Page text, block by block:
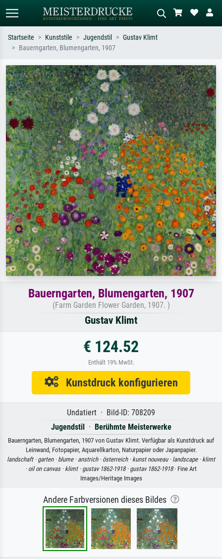
Suchen Sie nach Künstlern, Werktiteln
oder Stilen – z.B. Monet,
Sternennacht, Impressionismus, Welle
Hokusai, Akt.
Beschreiben Sie die Szene – z.B. Grüne
Wiese, Abstrakt mit viel Rot, Dunkles
Ölgemälde, Stehender Akt neben einem
Baum.
Startseite Kunststile Jugendstil
Gustav Klimt
Bauerngarten, Blumengarten, 1907
Bauerngarten, Blumengarten, 1907
(Farm Garden Flower Garden, 1907. )
Gustav Klimt
€ 124.52
Enthält 19% MwSt.
Kunstdruck konfigurieren
Undatiert · Bild-ID: 708209
Jugendstil· Berühmte Meisterwerke
Bauerngarten, Blumengarten, 1907 von Gustav Klimt. Verfügbar als Kunstdruck auf
Leinwand, Fotopapier, Aquarellkarton, Naturpapier oder Japanpapier.
landschaft · garten · blume · anstrich · österreich · kunst nouveau · landscape · klimt
· oil on canvas · klimt · gustav 1862-1918 · gustav 1862-1918· Fine Art
Images/Heritage Images
Andere Farbversionen dieses Bildes